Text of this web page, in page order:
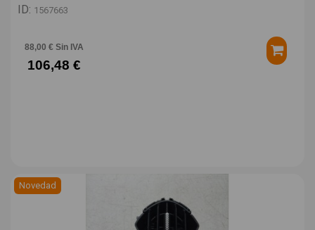
ID: 1567663
88,00 € Sin IVA
106,48 €
Novedad